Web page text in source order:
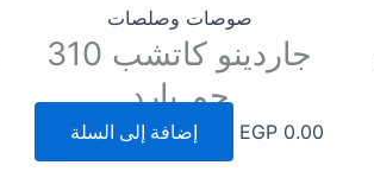
صوصات وصلصات
جاردينو كاتشب 310
جم بارد
EGP 0.00 إضافة إلى السلة